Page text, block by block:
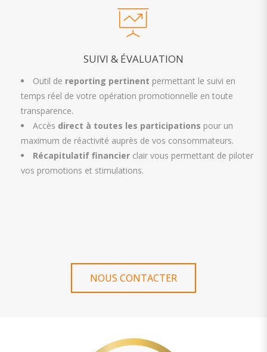
SUIVI & ÉVALUATION
Outil de reporting pertinent permettant le suivi en
temps réel de votre opération promotionnelle en toute
transparence.
Accès direct à toutes les participations pour un
maximum de réactivité auprès de vos consommateurs.
Récapitulatif financier clair vous permettant de piloter
vos promotions et stimulations.
NOUS CONTACTER